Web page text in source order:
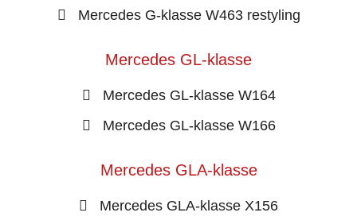
Mercedes G-klasse W463 restyling
Mercedes GL-klasse
Mercedes GL-klasse W164
Mercedes GL-klasse W166
Mercedes GLA-klasse
Mercedes GLA-klasse X156